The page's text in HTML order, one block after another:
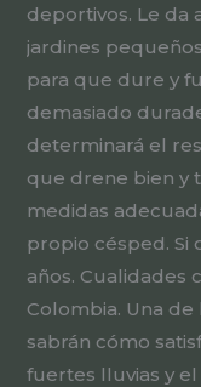
deportivos. Le da
jardines
para que dure y
demasiado
determinará el
que drene bien y
medidas
propio césped.
años. Cualidades
Colombia. Una
sabrán cómo
fuertes lluvias y